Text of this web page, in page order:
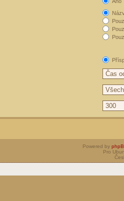
Powered by
Pro